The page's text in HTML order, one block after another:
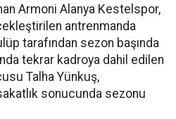
Armoni Alanya Kestelspor,
antrenmanda
tarafından sezon başında
tekrar kadroya dahil edilen
Talha Yünkuş,
sonucunda sezonu